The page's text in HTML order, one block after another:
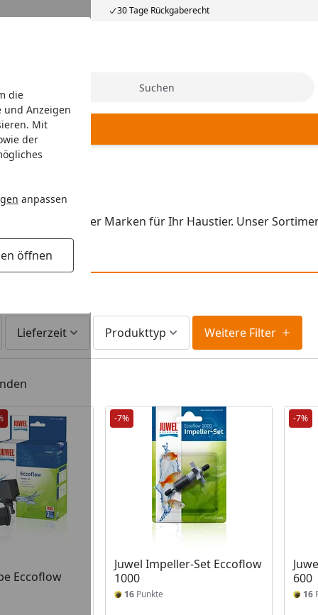
die
und Anzeigen
Mit
der
anpassen
öffnen
30 Tage Rückgaberecht
Suche
ausgewählter Marken für Ihr Haustier. Unser
Lieferzeit Produkttyp Weitere Filter
Eccoflow
-7%
Juwel Impeller-Set Eccoflow
1000
16 Punkte
-7%
600
16